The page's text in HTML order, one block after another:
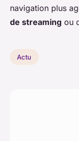
navigation plus
de streaming ou
Actu